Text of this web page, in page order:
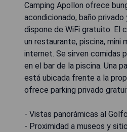
Camping Apollon ofrece
acondicionado, baño
dispone de WiFi gratuito. El
un restaurante, piscina, mini
internet. Se sirven comidas
en el bar de la piscina. Una
está ubicada frente a la
ofrece parking privado
- Vistas panorámicas al
- Proximidad a museos y